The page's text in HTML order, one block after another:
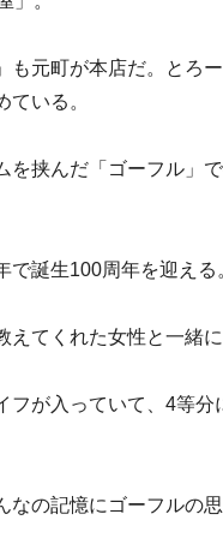
元町が本店だ。とろ
ている。
挟んだ「ゴーフル」
誕生100周年を迎える
てくれた女性と一緒に
フが入っていて、4等
の記憶にゴーフルの思